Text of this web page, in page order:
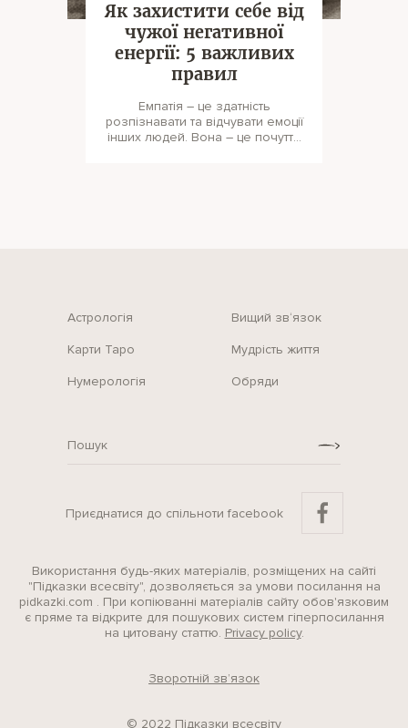
Як захистити себе від
чужої негативної
енергії: 5 важливих
правил
Емпатія – це здатність
розпізнавати та відчувати емоції
інших людей. Вона – це почуття
Астрологія Вищий зв‘язок
Карти Таро Мудрість життя
Нумерологія Обряди
Приєднатися до спільноти facebook
Використання будь-яких матеріалів, розміщених на сайті
"Підказки всесвіту", дозволяється за умови посилання на
pidkazki.com . При копіюванні матеріалів сайту обов'язковим
є пряме та відкрите для пошукових систем гіперпосилання
на цитовану статтю. Privacy policy.
Зворотній зв’язок
© 2022 Підказки всесвіту